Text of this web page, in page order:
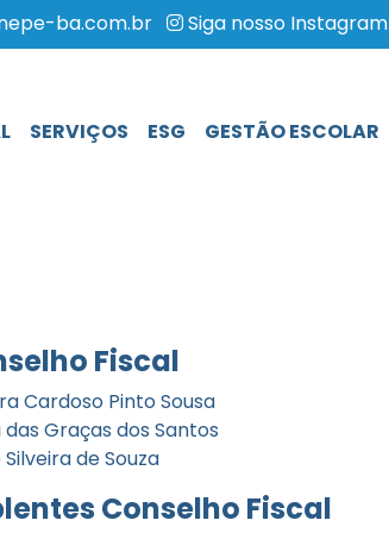
ba.com.br Siga nosso Instagram
SERVIÇOS ESG GESTÃO ESCOLAR
Fiscal
Cardoso Pinto Sousa
das Graças dos Santos
Silveira de Souza
Conselho Fiscal